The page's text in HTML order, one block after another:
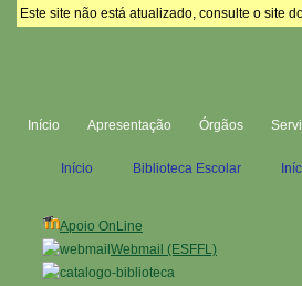
Este site não está atualizado, consulte o site
Início Apresentação Órgãos
Apoio OnLine
Webmail (ESFFL)
Início Biblioteca Escolar